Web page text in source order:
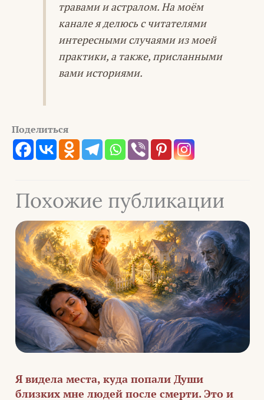
травами и астралом. На моём
канале я делюсь с читателями
интересными случаями из моей
практики, а также, присланными
вами историями.
Поделиться
Похожие публикации
Я видела места, куда попали Души
близких мне людей после смерти. Это и